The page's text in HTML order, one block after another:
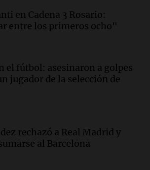
Posible
la universidad
Posible
en Cadena 3 Rosario:
entre los primeros ocho"
el fútbol: asesinaron a golpes
jugador de la selección de
rechazó a Real Madrid y
al Barcelona